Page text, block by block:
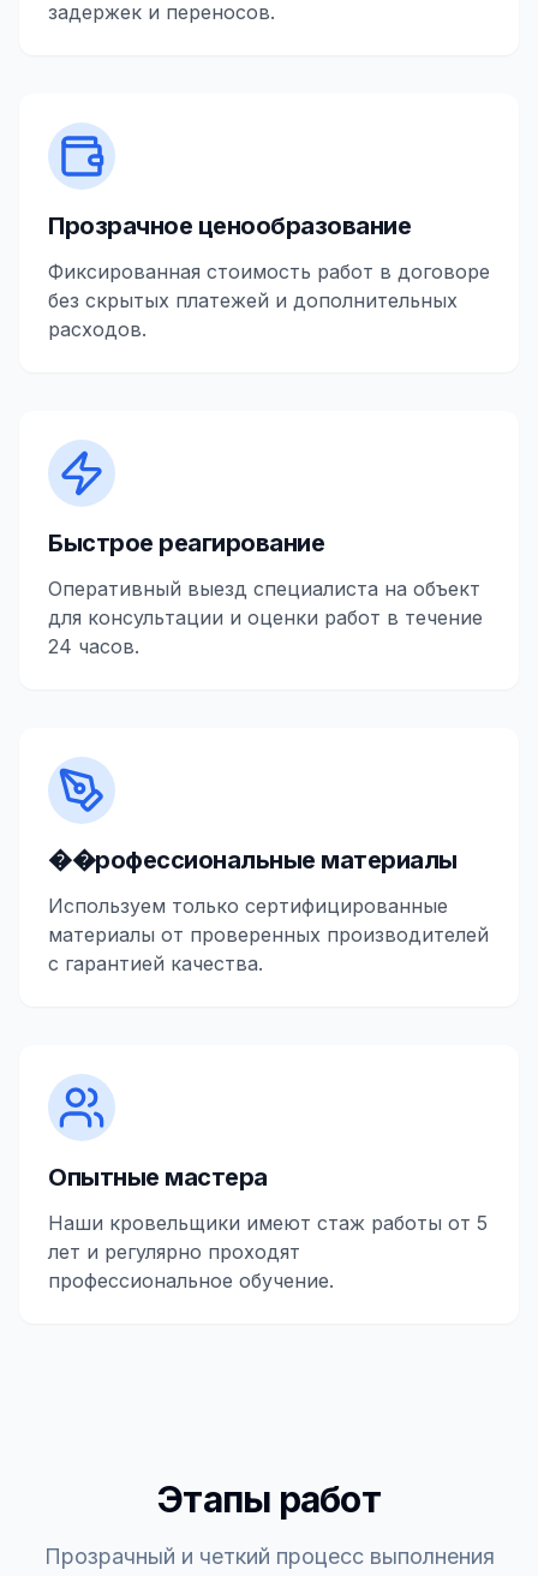
задержек и переносов.
Прозрачное ценообразование
Фиксированная стоимость работ в договоре
без скрытых платежей и дополнительных
расходов.
Быстрое реагирование
Оперативный выезд специалиста на объект
для консультации и оценки работ в течение
24 часов.
��рофессиональные материалы
Используем только сертифицированные
материалы от проверенных производителей
с гарантией качества.
Опытные мастера
Наши кровельщики имеют стаж работы от 5
лет и регулярно проходят
профессиональное обучение.
Этапы работ
Прозрачный и четкий процесс выполнения